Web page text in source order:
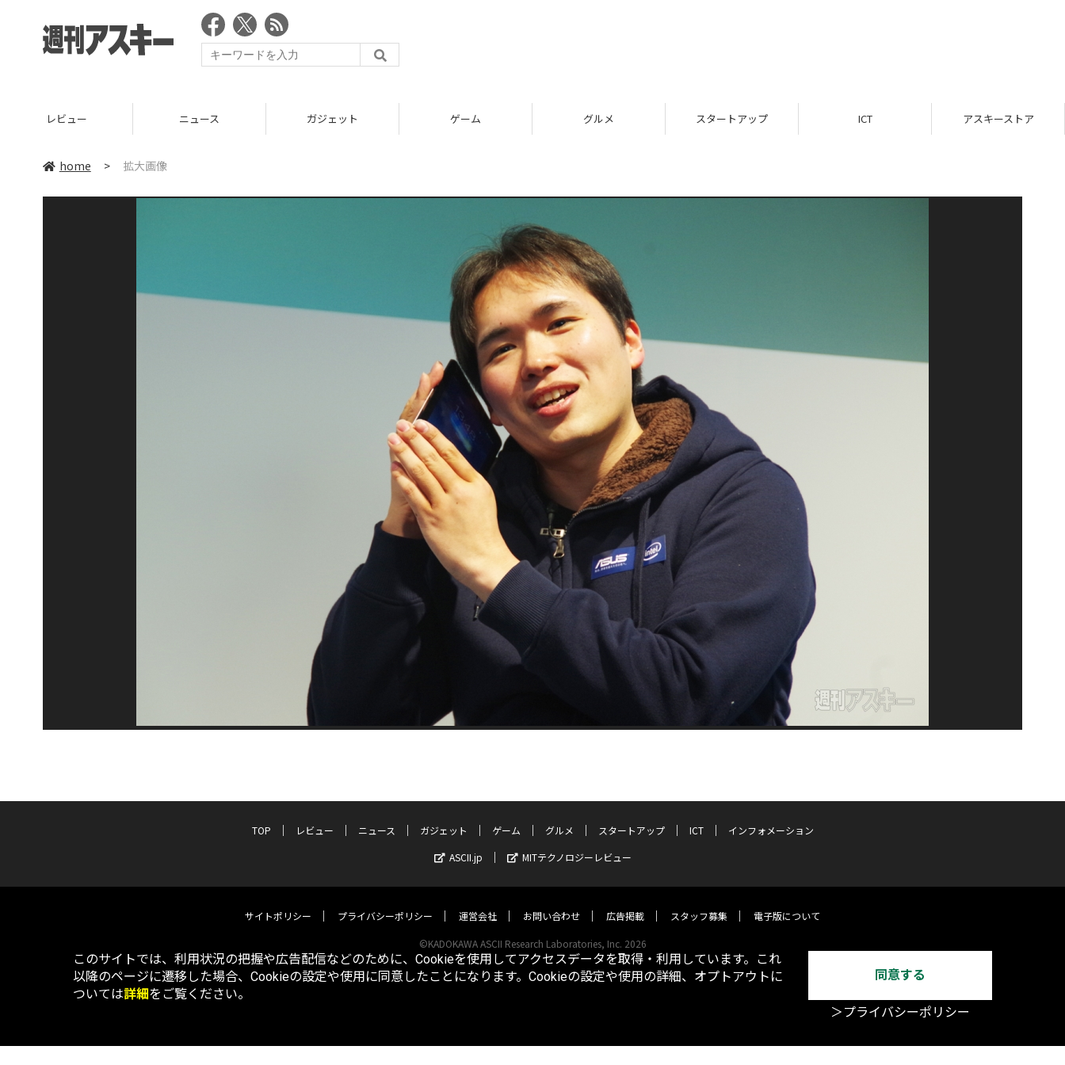
レビュー ニュース ガジェット ゲーム グルメ スタートアップ ICT アスキーストア
home > 拡大画像
TOP レビュー ニュース ガジェット ゲーム グルメ スタートアップ ICT
インフォメーション
ASCII.jp
MITテクノロジーレビュー
サイトポリシー プライバシーポリシー 運営会社 お問い合わせ 広告掲載 スタッフ募集 電子版について
©KADOKAWA ASCII Research Laboratories, Inc. 2026
このサイトでは、利用状況の把握や広告配信などのために、Cookieを使用してアクセスデータを取得・利用しています。これ
以降のページに遷移した場合、Cookieの設定や使用に同意したことになります。Cookieの設定や使用の詳細、オプトアウトに
ついては詳細をご覧ください。
同意する
＞プライバシーポリシー